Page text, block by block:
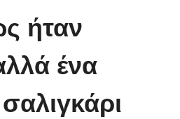
ήταν
ένα